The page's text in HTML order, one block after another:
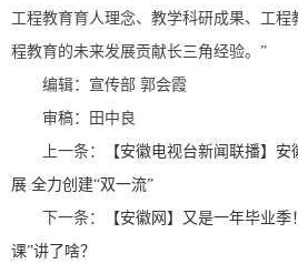
工程教育育人理念、教学科研成果、工程
程教育的未来发展贡献长三角经验。”
编辑：宣传部 郭会霞
审稿：田中良
上一条：
【安徽电视台新闻联播】
展 全力创建“双一流”
下一条：
【安徽网】又是一年毕业
课”讲了啥？